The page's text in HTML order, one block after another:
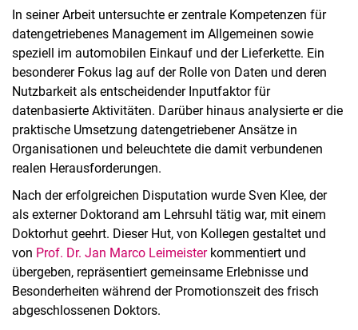
In seiner Arbeit untersuchte er zentrale Kompetenzen für
datengetriebenes Management im Allgemeinen sowie
speziell im automobilen Einkauf und der Lieferkette. Ein
besonderer Fokus lag auf der Rolle von Daten und deren
Nutzbarkeit als entscheidender Inputfaktor für
datenbasierte Aktivitäten. Darüber hinaus analysierte er die
praktische Umsetzung datengetriebener Ansätze in
Organisationen und beleuchtete die damit verbundenen
realen Herausforderungen.
Nach der erfolgreichen Disputation wurde Sven Klee, der
als externer Doktorand am Lehrsuhl tätig war, mit einem
Doktorhut geehrt. Dieser Hut, von Kollegen gestaltet und
von Prof. Dr. Jan Marco Leimeisterkommentiert und
übergeben, repräsentiert gemeinsame Erlebnisse und
Besonderheiten während der Promotionszeit des frisch
abgeschlossenen Doktors.